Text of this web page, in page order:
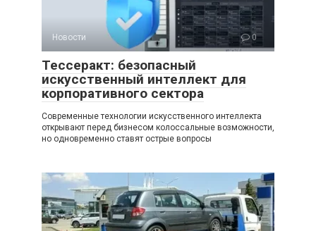
Новости 0
Тессеракт: безопасный
искусственный интеллект для
корпоративного сектора
Современные технологии искусственного интеллекта
открывают перед бизнесом колоссальные возможности,
но одновременно ставят острые вопросы